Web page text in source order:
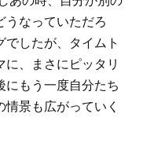
うなっていただろ
でしたが、タイムト
、まさにピッタリ
にもう一度自分たち
景も広がっていく